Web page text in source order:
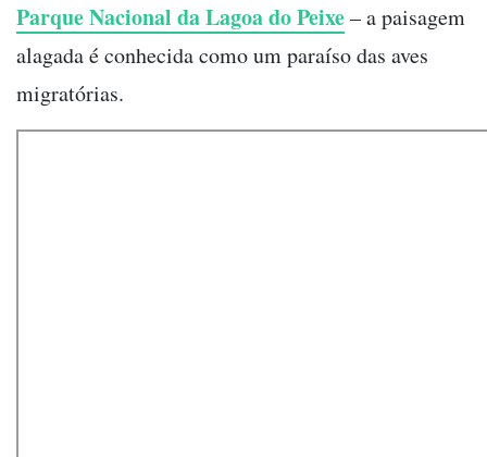
Parque Nacional da Lagoa do Peixe– a paisagem
alagada é conhecida como um paraíso das aves
migratórias.